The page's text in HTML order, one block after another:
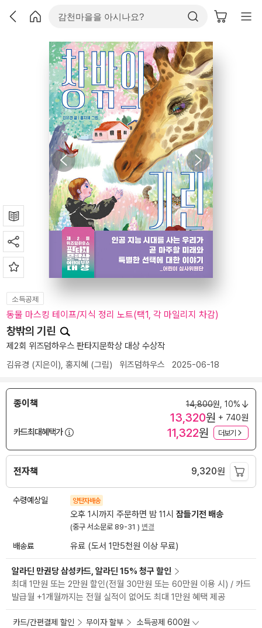
소득공제
동물 마스킹 테이프/지식 정리 노트(택1, 각 마일리지 차감)
창밖의 기린
제2회 위즈덤하우스 판타지문학상 대상 수상작
김유경 (지은이), 홍지혜 (그림) 위즈덤하우스 2025-06-18
종이책 14,800원, 10%
13,320원 + 740원
카드최대혜택가
11,322원 더보기
전자책 9,320원
수령예상일 양탄자배송
오후 1시까지 주문하면 밤 11시 잠들기전 배송
(중구 서소문로 89-31 ) 변경
배송료 유료 (도서 1만5천원 이상 무료)
알라딘 만권당 삼성카드, 알라딘 15% 청구 할인
최대 1만원 또는 2만원 할인(전월 30만원 또는 60만원 이용 시) / 카드
발급월 +1개월까지는 전월 실적이 없어도 최대 1만원 혜택 제공
카드/간편결제 할인 무이자 할부 소득공제 600원